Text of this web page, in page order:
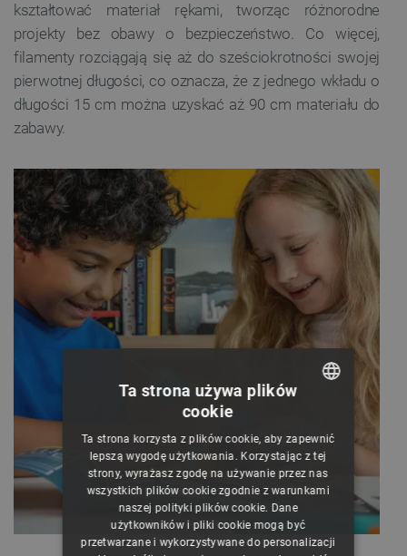
kształtować materiał rękami, tworząc różnorodne
projekty bez obawy o bezpieczeństwo. Co więcej,
filamenty rozciągają się aż do sześciokrotności swojej
pierwotnej długości, co oznacza, że z jednego wkładu o
długości 15 cm można uzyskać aż 90 cm materiału do
zabawy.
CZECH
ENGLISH
GERMAN
Ta strona używa plików
cookie
Ta strona korzysta z plików cookie, aby zapewnić
lepszą wygodę użytkowania. Korzystając z tej
strony, wyrażasz zgodę na używanie przez nas
wszystkich plików cookie zgodnie z warunkami
naszej polityki plików cookie. Dane
użytkowników i pliki cookie mogą być
przetwarzane i wykorzystywane do personalizacji